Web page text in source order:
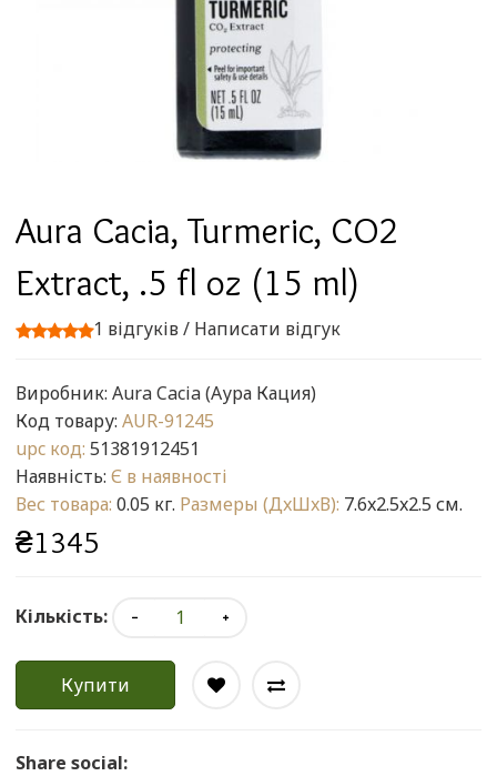
Aura Cacia, Turmeric, CO2
Extract, .5 fl oz (15 ml)
1 відгуків/ Написати відгук
Виробник: Aura Cacia (Аура Кация)
Код товару: AUR-91245
upc код: 51381912451
Наявність: Є в наявності
Вес товара: 0.05 кг. Размеры (ДxШxВ): 7.6x2.5x2.5 см.
₴1345
Кількість:
Купити
Share social: